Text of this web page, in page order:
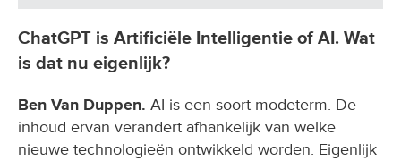
ChatGPT is Artificiële Intelligentie of AI. Wat
is dat nu eigenlijk?
Ben Van Duppen. AI is een soort modeterm. De
inhoud ervan verandert afhankelijk van welke
nieuwe technologieën ontwikkeld worden. Eigenlijk